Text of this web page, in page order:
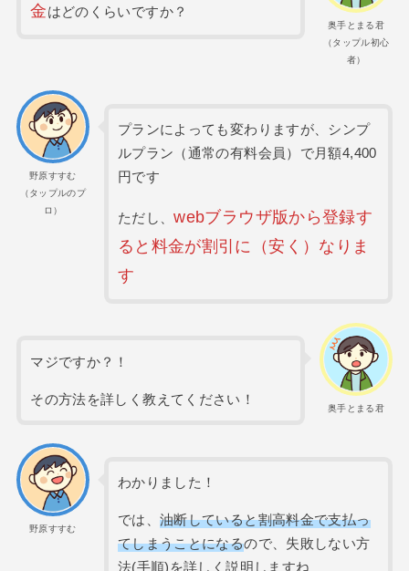
奥手とまる君
（タップル初心
者）
金はどのくらいですか？
野原すすむ
（タップルのプ
ロ）
プランによっても変わりますが、シンプ
ルプラン（通常の有料会員）で月額4,400
円です
ただし、webブラウザ版から登録す
ると料金が割引に（安く）なりま
す
奥手とまる君
マジですか？！
その方法を詳しく教えてください！
野原すすむ
わかりました！
では、 油断していると割高料金で支払っ
てしまうことになるので、失敗しない方
法(手順)を詳しく説明しますね